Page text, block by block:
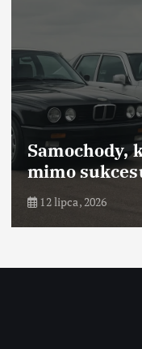
które